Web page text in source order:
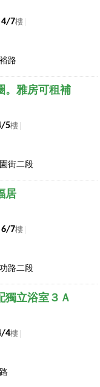
4/7樓
路
。雅房可租補
5樓
街二段
居
6/7樓
路二段
獨立浴室３Ａ
4樓